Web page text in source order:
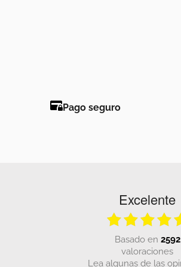
Pago seguro
Excelente
basado en 2592
valoraciones
Lea algunas de las opiniones